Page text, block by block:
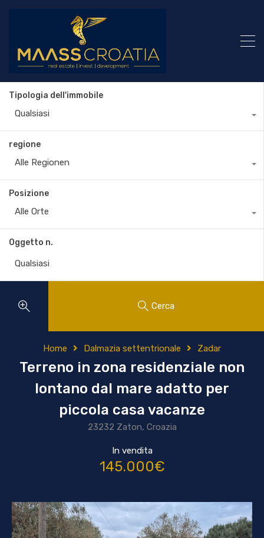
Tipologia dell'immobile
Qualsiasi
regione
Alle Regionen
Posizione
Alle Orte
Oggetto n.
Cerca
Home Dalmazia settentrionale Zadar
Terreno in zona residenziale non
lontano dal mare adatto per
piccola casa vacanze
23232 Zaton, Croazia
In vendita
145.000€